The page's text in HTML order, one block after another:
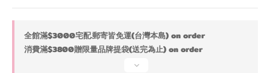
全館滿$3000宅配.郵寄皆免運(台灣本島) on order
消費滿$3800贈限量品牌提袋(送完為止) on order